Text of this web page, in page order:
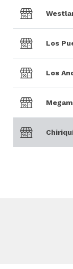
Los
Los